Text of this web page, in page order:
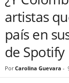
artistas
país en
de Spotify
Por Carolina Guevara -